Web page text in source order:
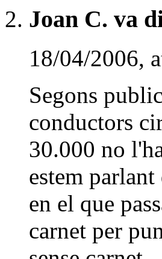
Joan C. va
18/04/2006,
Segons
conductors
30.000 no
estem
en el que
carnet per